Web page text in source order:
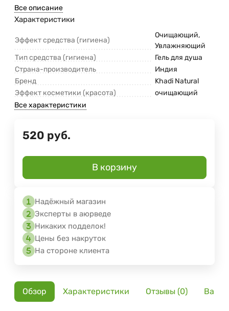
Все описание
Характеристики
Эффект средства (гигиена)
Очищающий,
Увлажняющий
Тип средства (гигиена)
Гель для душа
Страна-производитель
Индия
Бренд
Khadi Natural
Эффект косметики (красота)
очищающий
Все характеристики
520 руб.
В корзину
Надёжный магазин
Эксперты в аюрведе
Никаких подделок!
Цены без накруток
На стороне клиента
Обзор Характеристики Отзывы (0)